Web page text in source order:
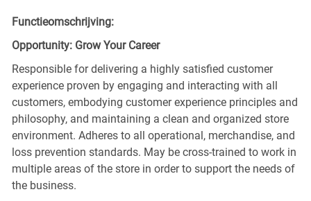
Functieomschrijving:
Opportunity: Grow Your Career
Responsible for delivering a highly satisfied customer
experience proven by engaging and interacting with all
customers, embodying customer experience principles and
philosophy, and maintaining a clean and organized store
environment. Adheres to all operational, merchandise, and
loss prevention standards. May be cross-trained to work in
multiple areas of the store in order to support the needs of
the business.